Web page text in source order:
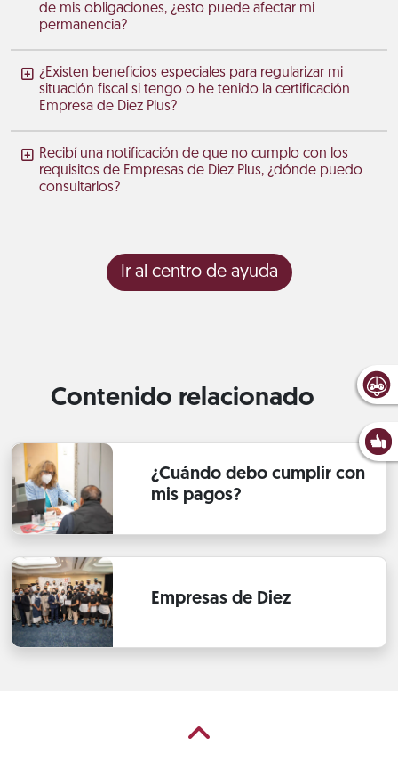
de mis obligaciones, ¿esto puede afectar mi
permanencia?
¿Existen beneficios especiales para regularizar mi
situación fiscal si tengo o he tenido la certificación
Empresa de Diez Plus?
Recibí una notificación de que no cumplo con los
requisitos de Empresas de Diez Plus, ¿dónde puedo
consultarlos?
Ir al centro de ayuda
Contenido relacionado
¿Cuándo debo cumplir con
mis pagos?
Empresas de Diez